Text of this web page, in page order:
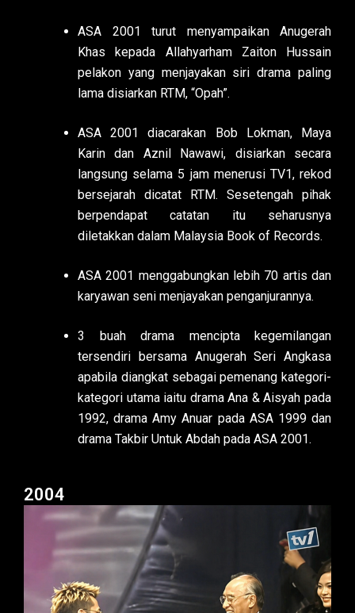
ASA 2001 turut menyampaikan Anugerah
Khas kepada Allahyarham Zaiton Hussain
pelakon yang menjayakan siri drama paling
lama disiarkan RTM, “Opah”.
ASA 2001 diacarakan Bob Lokman, Maya
Karin dan Aznil Nawawi, disiarkan secara
langsung selama 5 jam menerusi TV1, rekod
bersejarah dicatat RTM. Sesetengah pihak
berpendapat catatan itu seharusnya
diletakkan dalam Malaysia Book of Records.
ASA 2001 menggabungkan lebih 70 artis dan
karyawan seni menjayakan penganjurannya.
3 buah drama mencipta kegemilangan
tersendiri bersama Anugerah Seri Angkasa
apabila diangkat sebagai pemenang kategori-
kategori utama iaitu drama Ana & Aisyah pada
1992, drama Amy Anuar pada ASA 1999 dan
drama Takbir Untuk Abdah pada ASA 2001.
2004